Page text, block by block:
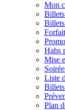
Mon
Habs
Mise
Liste
Plan